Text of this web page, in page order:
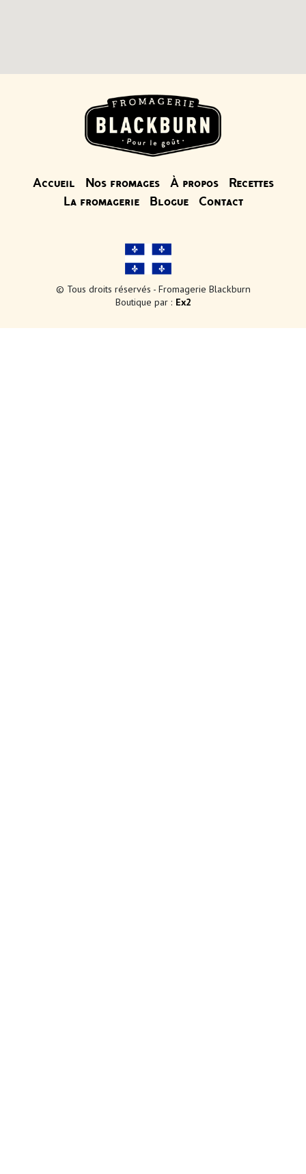
Accueil Nos fromages À propos
Recettes
La fromagerie
Blogue Contact
© Tous droits réservés - Fromagerie Blackburn
Boutique par : Ex2